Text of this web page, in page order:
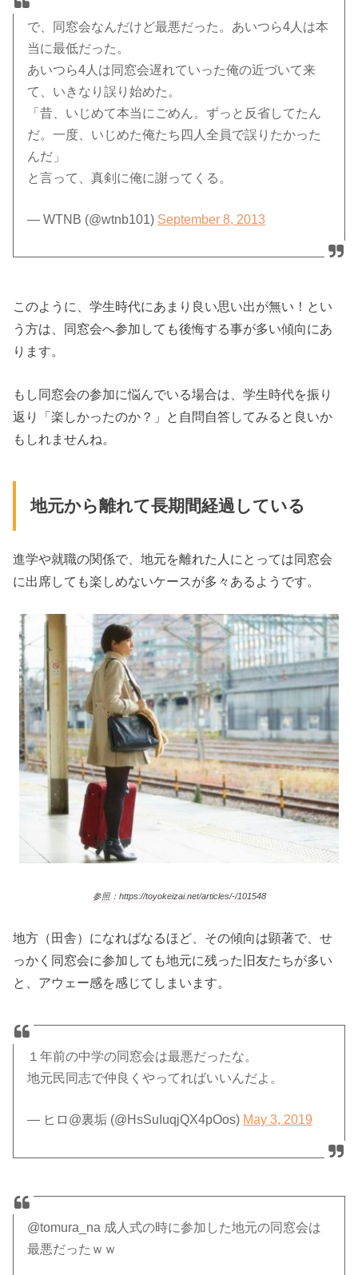
で、同窓会なんだけど最悪だった。あいつら4人は本
当に最低だった。
あいつら4人は同窓会遅れていった俺の近づいて来
て、いきなり誤り始めた。
「昔、いじめて本当にごめん。ずっと反省してたん
だ。一度、いじめた俺たち四人全員で誤りたかった
んだ」
と言って、真剣に俺に謝ってくる。
— WTNB (@wtnb101) September 8, 2013
このように、学生時代にあまり良い思い出が無い！とい
う方は、同窓会へ参加しても後悔する事が多い傾向にあ
ります。
もし同窓会の参加に悩んでいる場合は、学生時代を振り
返り「楽しかったのか？」と自問自答してみると良いか
もしれませんね。
地元から離れて長期間経過している
進学や就職の関係で、地元を離れた人にとっては同窓会
に出席しても楽しめないケースが多々あるようです。
参照：https://toyokeizai.net/articles/-/101548
地方（田舎）になればなるほど、その傾向は顕著で、せ
っかく同窓会に参加しても地元に残った旧友たちが多い
と、アウェー感を感じてしまいます。
１年前の中学の同窓会は最悪だったな。
地元民同志で仲良くやってればいいんだよ。
— ヒロ@裏垢 (@HsSuIuqjQX4pOos) May 3, 2019
@tomura_na 成人式の時に参加した地元の同窓会は
最悪だったｗｗ